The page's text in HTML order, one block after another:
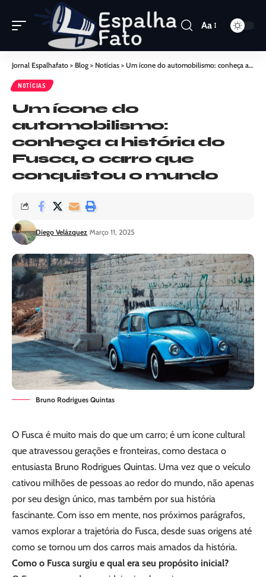
Aa
Jornal Espalhafato > Blog > Notícias > Um ícone do automobilismo: conheça a história do Fusca, o carro que conquistou o mundo
NOTÍCIAS
Um ícone do
automobilismo:
conheça a história do
Fusca, o carro que
conquistou o mundo
Diego Velázquez Março 11, 2025
Bruno Rodrigues Quintas
O Fusca é muito mais do que um carro; é um ícone cultural
que atravessou gerações e fronteiras, como destaca o
entusiasta Bruno Rodrigues Quintas. Uma vez que o veículo
cativou milhões de pessoas ao redor do mundo, não apenas
por seu design único, mas também por sua história
fascinante. Com isso em mente, nos próximos parágrafos,
vamos explorar a trajetória do Fusca, desde suas origens até
como se tornou um dos carros mais amados da história.
Como o Fusca surgiu e qual era seu propósito inicial?